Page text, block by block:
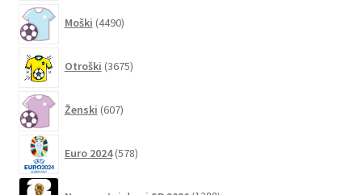
Moški 4490izdelkov
Otroški 3675izdelkov
Ženski 607izdelkov
Euro 2024 578izdelkov